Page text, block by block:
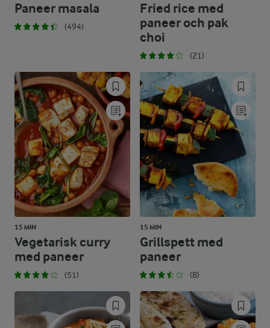
Paneer masala
(494)
Fried rice med
paneer och pak
choi
(21)
15 MIN
Vegetarisk curry
med paneer
(51)
15 MIN
Grillspett med
paneer
(8)